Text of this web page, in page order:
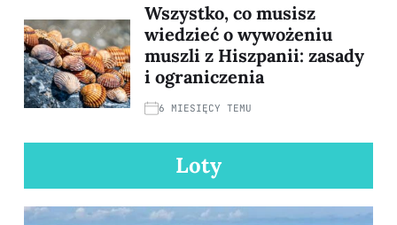
Wszystko, co musisz
wiedzieć o wywożeniu
muszli z Hiszpanii: zasady
i ograniczenia
6 MIESIĘCY TEMU
Loty